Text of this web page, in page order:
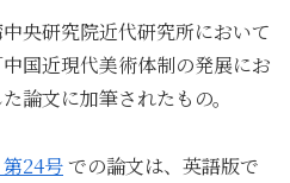
央研究院近代研究所において
国近現代美術体制の発展にお
論文に加筆されたもの。
24号での論文は、英語版で